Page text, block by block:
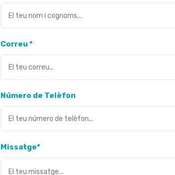
Correu *
Número de Telèfon
Missatge*